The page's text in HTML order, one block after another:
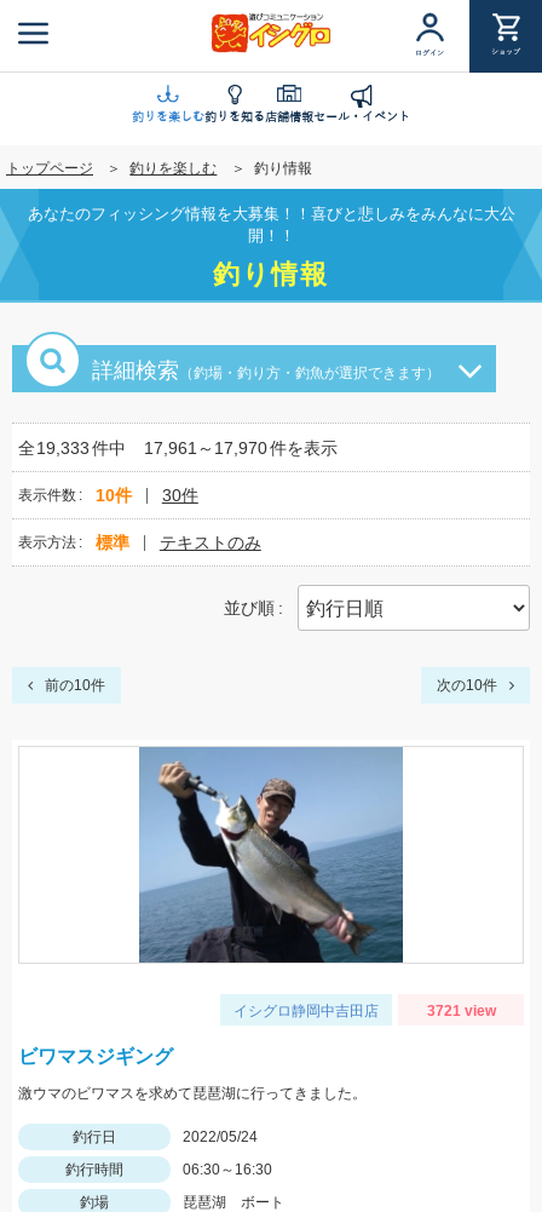
ン
に
移
動
ログイン ショップ
釣りを楽しむ釣りを知る店舗情報セール・イベント
トップページ 釣りを楽しむ 釣り情報
あなたのフィッシング情報を大募集！！喜びと悲しみをみんなに大公
開！！
釣り情報
詳細検索 （釣場・釣り方・釣魚が選択できます）
全19,333件中 17,961～17,970件を表示
表示件数 10件 30件
表示方法 標準 テキストのみ
並び順
前の10件 次の10件
イシグロ静岡中吉田店 3721 view
ビワマスジギング
激ウマのビワマスを求めて琵琶湖に行ってきました。
釣行日
2022/05/24
釣行時間
06:30～16:30
釣場
琵琶湖 ボート